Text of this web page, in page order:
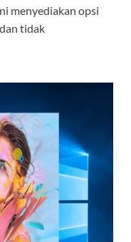
menyediakan opsi
tidak